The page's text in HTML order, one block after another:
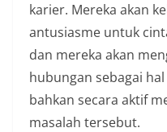
karier. Mereka akan
antusiasme untuk
dan mereka akan
hubungan sebagai
bahkan secara aktif
masalah tersebut.